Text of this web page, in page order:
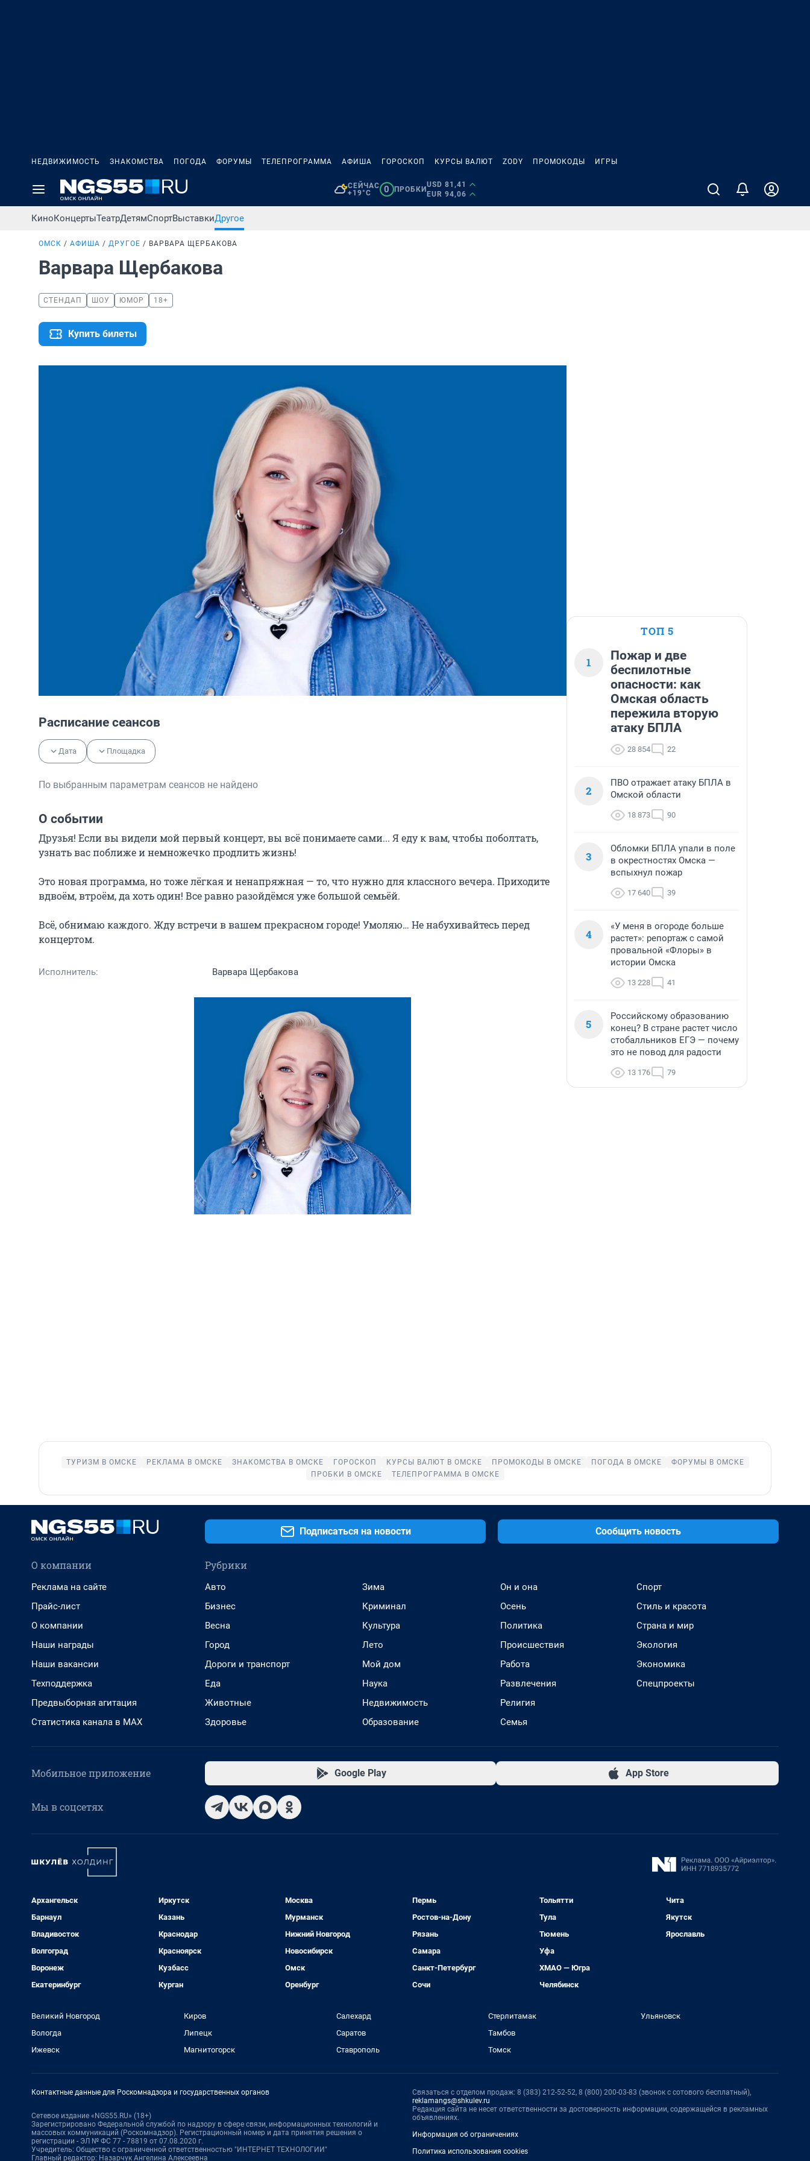
НЕДВИЖИМОСТЬ ЗНАКОМСТВА ПОГОДА ФОРУМЫ ТЕЛЕПРОГРАММА АФИША ГОРОСКОП КУРСЫ ВАЛЮТ ZODY ПРОМОКОДЫ ИГРЫ
СЕЙЧАС
+19°C
0 ПРОБКИ
USD 81,41
EUR 94,06
КиноКонцертыТеатрДетямСпортВыставкиДругое
ОМСК АФИША ДРУГОЕ ВАРВАРА ЩЕРБАКОВА
Варвара Щербакова
СТЕНДАП ШОУ ЮМОР 18+
Купить билеты
Расписание сеансов
Дата Площадка
По выбранным параметрам сеансов не найдено
О событии
Друзья! Если вы видели мой первый концерт, вы всё понимаете сами... Я еду к вам, чтобы поболтать,
узнать вас поближе и немножечко продлить жизнь!
Это новая программа, но тоже лёгкая и ненапряжная — то, что нужно для классного вечера. Приходите
вдвоём, втроём, да хоть один! Все равно разойдёмся уже большой семьёй.
Всё, обнимаю каждого. Жду встречи в вашем прекрасном городе! Умоляю… Не набухивайтесь перед
концертом.
Исполнитель: Варвара Щербакова
ТОП 5
1
Пожар и две
беспилотные
опасности: как
Омская область
пережила вторую
атаку БПЛА
28 854 22
2
ПВО отражает атаку БПЛА в
Омской области
18 873 90
3
Обломки БПЛА упали в поле
в окрестностях Омска —
вспыхнул пожар
17 640 39
4
«У меня в огороде больше
растет»: репортаж с самой
провальной «Флоры» в
истории Омска
13 228 41
5
Российскому образованию
конец? В стране растет число
стобалльников ЕГЭ — почему
это не повод для радости
13 176 79
ТУРИЗМ В ОМСКЕ РЕКЛАМА В ОМСКЕ ЗНАКОМСТВА В ОМСКЕ ГОРОСКОП КУРСЫ ВАЛЮТ В ОМСКЕ ПРОМОКОДЫ В ОМСКЕ ПОГОДА В ОМСКЕ
ФОРУМЫ В ОМСКЕ
ПРОБКИ В ОМСКЕ
ТЕЛЕПРОГРАММА В ОМСКЕ
Подписаться на новости Сообщить новость
О компании
Реклама на сайте
Прайс-лист
О компании
Наши награды
Наши вакансии
Техподдержка
Предвыборная агитация
Статистика канала в MAX
Рубрики
Авто
Бизнес
Весна
Город
Дороги и транспорт
Еда
Животные
Здоровье
Зима
Криминал
Культура
Лето
Мой дом
Наука
Недвижимость
Образование
Он и она
Осень
Политика
Происшествия
Работа
Развлечения
Религия
Семья
Спорт
Стиль и красота
Страна и мир
Экология
Экономика
Спецпроекты
Мобильное приложение Google Play App Store
Мы в соцсетях
Архангельск
Барнаул
Владивосток
Волгоград
Воронеж
Екатеринбург
Иркутск
Казань
Краснодар
Красноярск
Кузбасс
Курган
Москва
Мурманск
Нижний Новгород
Новосибирск
Омск
Оренбург
Пермь
Ростов-на-Дону
Рязань
Самара
Санкт-Петербург
Сочи
Тольятти
Тула
Тюмень
Уфа
ХМАО — Югра
Челябинск
Чита
Якутск
Ярославль
Великий Новгород
Вологда
Ижевск
Киров
Липецк
Магнитогорск
Салехард
Саратов
Ставрополь
Стерлитамак
Тамбов
Томск
Ульяновск
Контактные данные для Роскомнадзора и государственных органов
Сетевое издание «NGS55.RU» (18+)
Зарегистрировано Федеральной службой по надзору в сфере связи, информационных технологий и
массовых коммуникаций (Роскомнадзор). Регистрационный номер и дата принятия решения о
регистрации - ЭЛ № ФС 77 - 78819 от 07.08.2020 г.
Учредитель: Общество с ограниченной ответственностью "ИНТЕРНЕТ ТЕХНОЛОГИИ"
Главный редактор: Назарчук Ангелина Алексеевна
Связаться с отделом продаж: 8 (383) 212-52-52, 8 (800) 200-03-83 (звонок с сотового бесплатный),
reklamangs@shkulev.ru
Редакция сайта не несет ответственности за достоверность информации, содержащейся в рекламных
объявлениях.
Информация об ограничениях
Политика использования cookies